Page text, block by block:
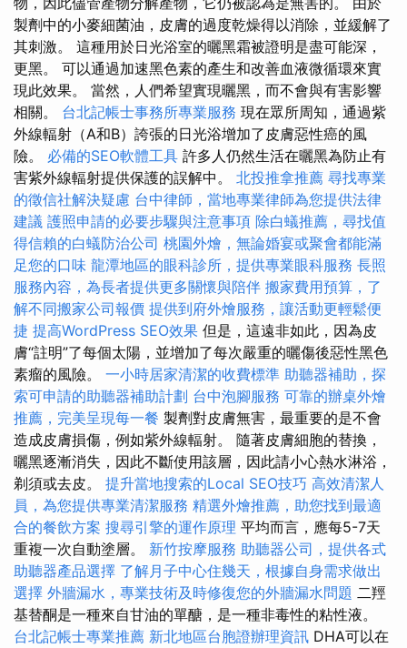
製劑中的小麥細菌油，皮膚的過度乾燥得以消除，並緩解了
其刺激。 這種用於日光浴室的曬黑霜被證明是盡可能深，
更黑。 可以通過加速黑色素的產生和改善血液微循環來實
現此效果。 當然，人們希望實現曬黑，而不會與有害影響
相關。 台北記帳士事務所專業服務 現在眾所周知，通過紫
外線輻射（A和B）誇張的日光浴增加了皮膚惡性癌的風
險。 必備的SEO軟體工具 許多人仍然生活在曬黑為防止有
害紫外線輻射提供保護的誤解中。 北投推拿推薦 尋找專業
的徵信社解決疑慮 台中律師，當地專業律師為您提供法律
建議 護照申請的必要步驟與注意事項 除白蟻推薦，尋找值
得信賴的白蟻防治公司 桃園外燴，無論婚宴或聚會都能滿
足您的口味 龍潭地區的眼科診所，提供專業眼科服務 長照
服務內容，為長者提供更多關懷與陪伴 搬家費用預算，了
解不同搬家公司報價 提供到府外燴服務，讓活動更輕鬆便
捷 提高WordPress SEO效果 但是，這遠非如此，因為皮
膚“註明”了每個太陽，並增加了每次嚴重的曬傷後惡性黑色
素瘤的風險。 一小時居家清潔的收費標準 助聽器補助，探
索可申請的助聽器補助計劃 台中泡腳服務 可靠的辦桌外燴
推薦，完美呈現每一餐 製劑對皮膚無害，最重要的是不會
造成皮膚損傷，例如紫外線輻射。 隨著皮膚細胞的替換，
曬黑逐漸消失，因此不斷使用該層，因此請小心熱水淋浴，
剃須或去皮。 提升當地搜索的Local SEO技巧 高效清潔人
員，為您提供專業清潔服務 精選外燴推薦，助您找到最適
合的餐飲方案 搜尋引擎的運作原理 平均而言，應每5-7天
重複一次自動塗層。 新竹按摩服務 助聽器公司，提供各式
助聽器產品選擇 了解月子中心住幾天，根據自身需求做出
選擇 外牆漏水，專業技術及時修復您的外牆漏水問題 二羥
基替酮是一種來自甘油的單醣，是一種非毒性的粘性液。
台北記帳士專業推薦 新北地區台胞證辦理資訊 DHA可以在